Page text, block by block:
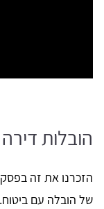
הובלות
הזכרנו את זה
של הובלה עם